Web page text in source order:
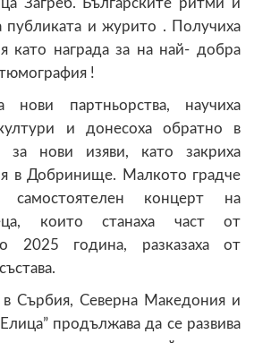
публиката и журито . Получиха
като награда за на най- добра
!
нови партньорства, научиха
и донесоха обратно в
за нови изяви, като закриха
в Добринище. Малкото градче
концерт на
които станаха част от
2025 година, разказаха от
в Сърбия, Северна Македония и
продължава да се развива